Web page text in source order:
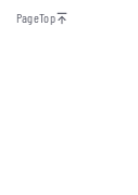
PageTop